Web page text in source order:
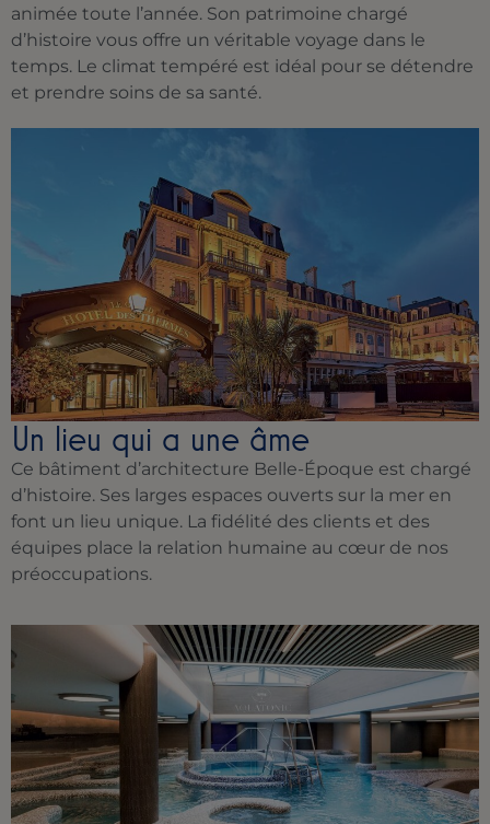
animée toute l’année. Son patrimoine chargé
d’histoire vous offre un véritable voyage dans le
temps. Le climat tempéré est idéal pour se détendre
et prendre soins de sa santé.
Un lieu qui a une âme
Ce bâtiment d’architecture Belle-Époque est chargé
d’histoire. Ses larges espaces ouverts sur la mer en
font un lieu unique. La fidélité des clients et des
équipes place la relation humaine au cœur de nos
préoccupations.